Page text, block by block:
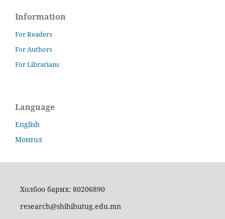
Information
For Readers
For Authors
For Librarians
Language
English
Монгол
Холбоо барих: 80206890
research@shihihutug.edu.mn